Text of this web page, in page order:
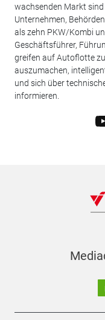
wachsenden Markt
Unternehmen,
als zehn PKW/Kombi
Geschäftsführer,
greifen auf Autoflotte
auszumachen,
und sich über
informieren.